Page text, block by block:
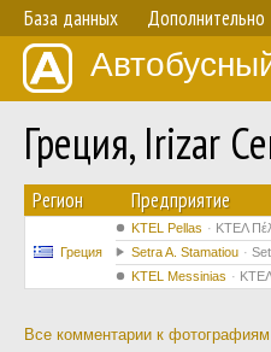
База данных Дополнительно
Греция, Irizar
Регион Предприятие
Греция
KTEL Pellas ΚΤΕΛ
Setra A. Stamatiou
KTEL Messinias
Все комментарии к